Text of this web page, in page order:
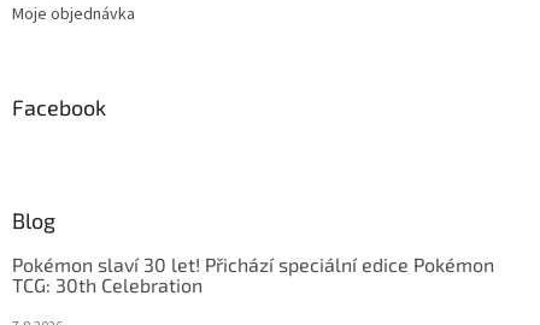
Moje objednávka
Facebook
Blog
Pokémon slaví 30 let! Přichází speciální edice Pokémon
TCG: 30th Celebration